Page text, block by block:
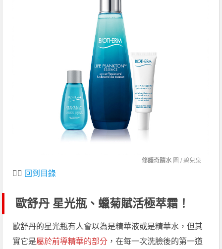
修護奇蹟水 圖 /碧兒泉
👆🏻 回到目錄
歐舒丹 星光瓶、蠟菊賦活極萃霜！
歐舒丹的星光瓶有人會以為是精華液或是精華水，但其
實它是屬於前導精華的部分 ，在每一次洗臉後的第一道